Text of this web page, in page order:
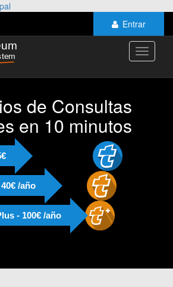
Entrar
Toggle
de Consultas
en 10 minutos
/año
- 100€ /año